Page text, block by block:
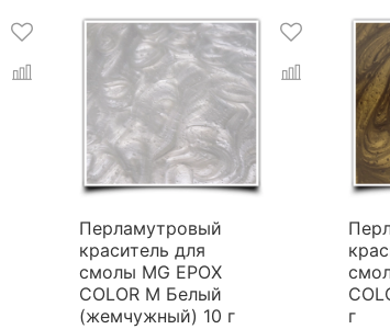
Перламутровый
краситель для
смолы MG EPOX
COLOR M Белый
(жемчужный) 10 г
г